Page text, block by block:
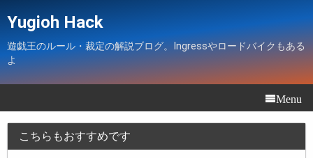
Yugioh Hack
遊戯王のルール・裁定の解説ブログ。Ingressやロードバイクもある
よ
Menu
こちらもおすすめです